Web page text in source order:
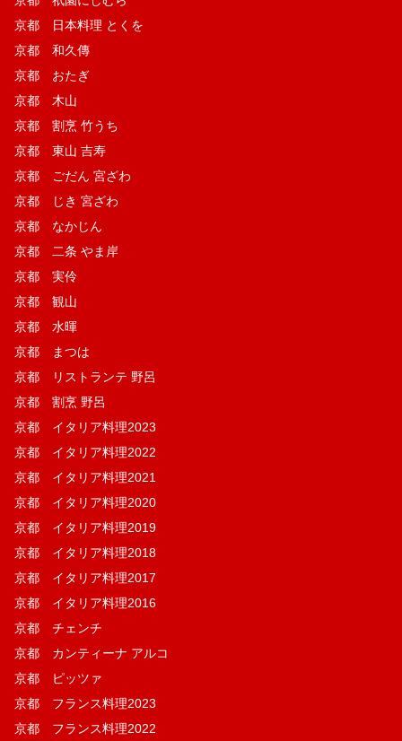
京都 日本料理 とくを
京都 和久傳
京都 おたぎ
京都 木山
京都 割烹 竹うち
京都 東山 吉寿
京都 ごだん 宮ざわ
京都 じき 宮ざわ
京都 なかじん
京都 二条 やま岸
京都 実伶
京都 観山
京都 水暉
京都 まつは
京都 リストランテ 野呂
京都 割烹 野呂
京都 イタリア料理2023
京都 イタリア料理2022
京都 イタリア料理2021
京都 イタリア料理2020
京都 イタリア料理2019
京都 イタリア料理2018
京都 イタリア料理2017
京都 イタリア料理2016
京都 チェンチ
京都 カンティーナ アルコ
京都 ピッツァ
京都 フランス料理2023
京都 フランス料理2022